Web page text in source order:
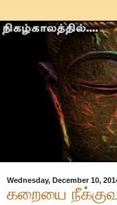
Wednesday, December 10,
கறையை